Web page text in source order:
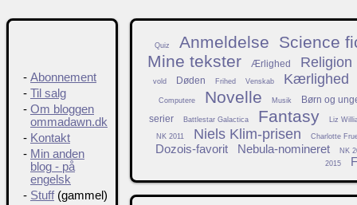
Quiz Anmeldelse
Science
Mine tekster
Ærlighed Religion
vold Døden Frihed Venskab Kærlighed
Computere Novelle Musik
Børn og
serier
Battlestar Galactica Fantasy Liz
NK 2011 Niels Klim-prisen Charlotte
Dozois-favorit Nebula-nomineret
NK
2015
- Abonnement
- Til salg
- Om bloggen
ommadawn.dk
- Kontakt
- Min anden
blog - på
engelsk
- Stuff(gammel)